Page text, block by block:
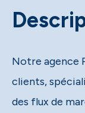
Notre agence
clients,
des flux de